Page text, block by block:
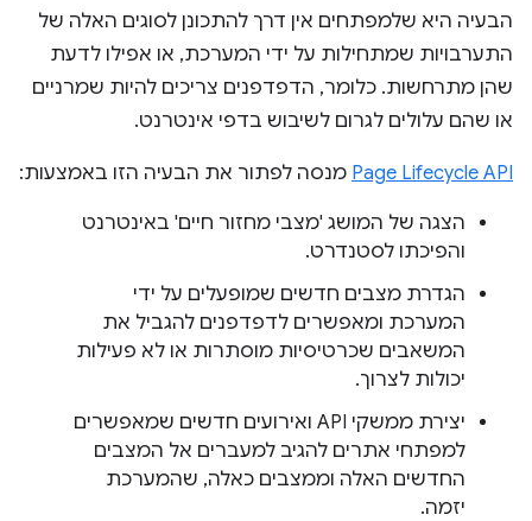
הבעיה היא שלמפתחים אין דרך להתכונן לסוגים האלה של
התערבויות שמתחילות על ידי המערכת, או אפילו לדעת
שהן מתרחשות. כלומר, הדפדפנים צריכים להיות שמרניים
או שהם עלולים לגרום לשיבוש בדפי אינטרנט.
Page Lifecycle API מנסה לפתור את הבעיה הזו באמצעות:
הצגה של המושג 'מצבי מחזור חיים' באינטרנט
והפיכתו לסטנדרט.
הגדרת מצבים חדשים שמופעלים על ידי
המערכת ומאפשרים לדפדפנים להגביל את
המשאבים שכרטיסיות מוסתרות או לא פעילות
יכולות לצרוך.
יצירת ממשקי API ואירועים חדשים שמאפשרים
למפתחי אתרים להגיב למעברים אל המצבים
החדשים האלה וממצבים כאלה, שהמערכת
יזמה.